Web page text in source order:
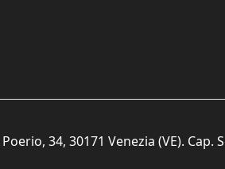
34, 30171 Venezia (VE). Cap.